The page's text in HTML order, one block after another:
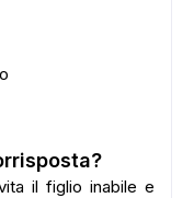
il figlio inabile e